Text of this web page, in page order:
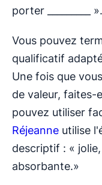
porter _________ ».
Vous pouvez
qualificatif
Une fois que
de valeur, faites-
pouvez utiliser
Réjeanne utilise
descriptif : «
absorbante.»